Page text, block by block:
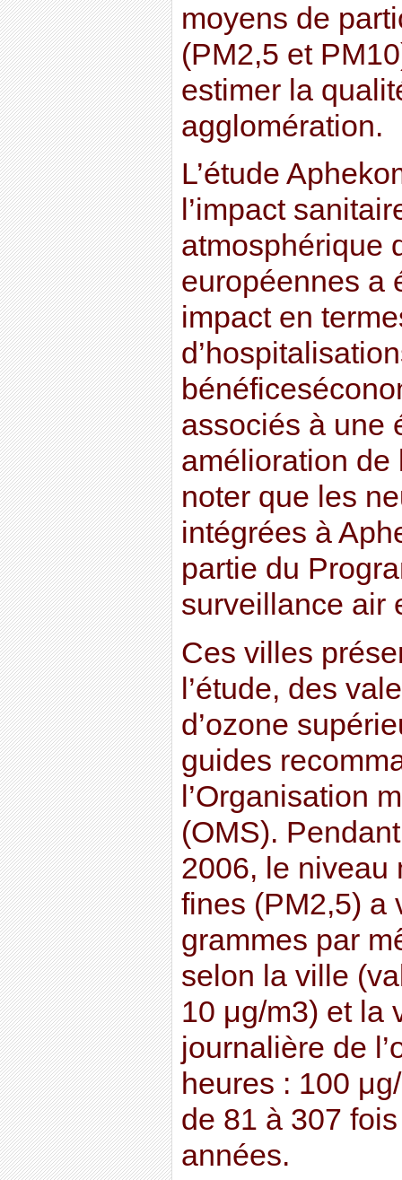
moyens de
(PM2,5 et
estimer la
agglomération.
L’étude
l’impact
atmosphérique
européennes a
impact en
associés à une
amélioration de
noter que les
intégrées à
partie du
surveillance air
Ces villes
l’étude, des
d’ozone
guides
l’Organisation
(OMS).
2006, le niveau
fines (PM2,5) a
grammes par
selon la ville
10 μg/m3) et la
journalière de
heures : 100
de 81 à 307
années.